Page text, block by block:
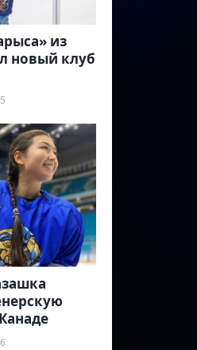
из
новый клуб